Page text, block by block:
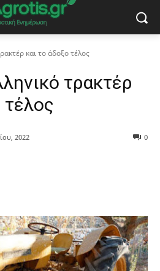
και το άδοξο τέλος
τρακτέρ
τέλος
2022 0